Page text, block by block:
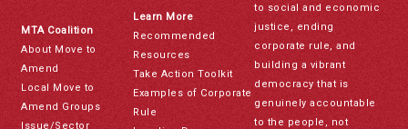
MTA Coalition
About Move to
Amend
Local Move to
Amend Groups
Issue/Sector
Learn More
Recommended
Resources
Take Action Toolkit
Examples of Corporate
Rule
to social and economic
justice, ending
corporate rule, and
building a vibrant
democracy that is
genuinely accountable
to the people, not